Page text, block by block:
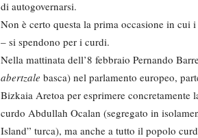
di autogovernarsi.
Non è certo questa la prima occasione in cui
– si spendono per i curdi.
Nella mattinata dell’8 febbraio Pernando
abertzale basca) nel parlamento europeo,
Bizkaia Aretoa per esprimere
curdo Abdullah Ocalan (segregato in
Island” turca), ma anche a tutto il popolo